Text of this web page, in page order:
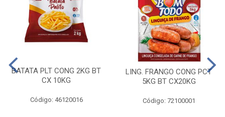
BATATA PLT CONG 2KG BT
CX 10KG
Código: 46120016
LING. FRANGO CONG PCT
5KG BT CX20KG
Código: 72100001